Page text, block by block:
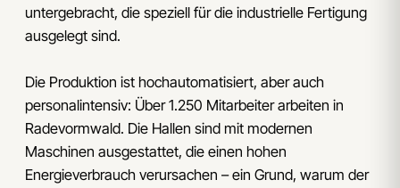
untergebracht, die speziell für die industrielle Fertigung
ausgelegt sind.
Die Produktion ist hochautomatisiert, aber auch
personalintensiv: Über 1.250 Mitarbeiter arbeiten in
Radevormwald. Die Hallen sind mit modernen
Maschinen ausgestattet, die einen hohen
Energieverbrauch verursachen – ein Grund, warum der